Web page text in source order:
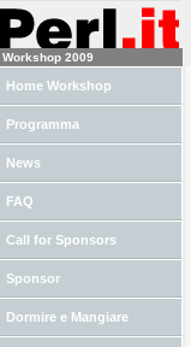
Workshop 2009
Home Workshop
Programma
News
FAQ
Call for Sponsors
Sponsor
Dormire e Mangiare